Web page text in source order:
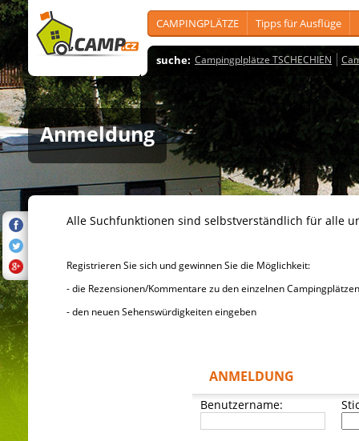
CAMPINGPLÄTZE Tipps für Ausflüge
suche: Campingplplätze TSCHECHIEN
Anmeldung
Alle Suchfunktionen sind selbstverständlich für alle
Registrieren Sie sich und gewinnen Sie die Möglichkeit:
- die Rezensionen/Kommentare zu den einzelnen
- den neuen Sehenswürdigkeiten eingeben
ANMELDUNG
Benutzername: